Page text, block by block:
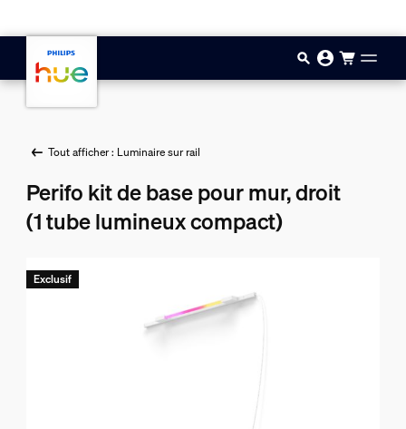
Tout afficher : Luminaire sur rail
Perifo kit de base pour mur, droit
(1 tube lumineux compact)
Exclusif